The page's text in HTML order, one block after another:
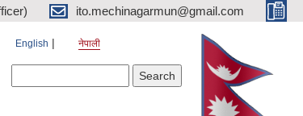
ito.mechinagarmun@gmail.com
English नेपाली